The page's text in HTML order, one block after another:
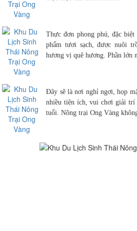
Thực đơn phong phú, đặc
phẩm tươi sạch, được nuôi
hương vị quê hương. Phần lớn
Đây sẽ là nơi nghỉ ngơi, họp
nhiều tiện ích, vui chơi giải trí
tuổi. Nông trại Ong Vàng